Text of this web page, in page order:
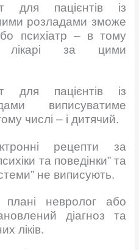
для пацієнтів із
розладами зможе
психіатр – в тому
за цими
для пацієнтів із
виписуватиме
числі – і дитячий.
рецепти за
та поведінки” та
не виписують.
плані невролог або
діагноз та
ліків.